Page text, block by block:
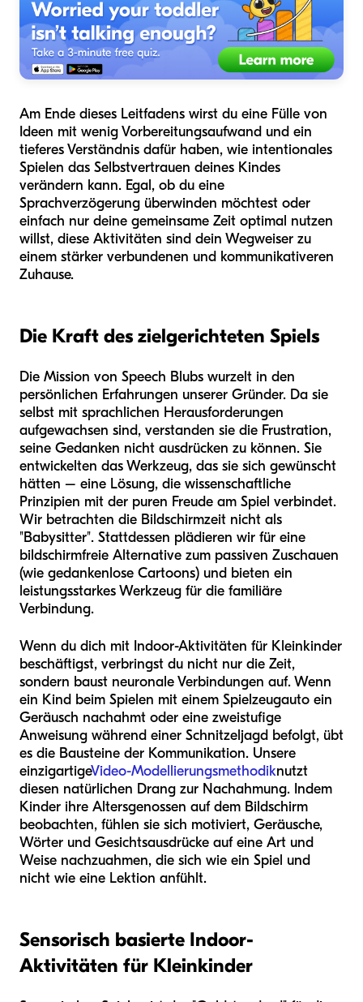
Am Ende dieses Leitfadens wirst du eine Fülle von
Ideen mit wenig Vorbereitungsaufwand und ein
tieferes Verständnis dafür haben, wie intentionales
Spielen das Selbstvertrauen deines Kindes
verändern kann. Egal, ob du eine
Sprachverzögerung überwinden möchtest oder
einfach nur deine gemeinsame Zeit optimal nutzen
willst, diese Aktivitäten sind dein Wegweiser zu
einem stärker verbundenen und kommunikativeren
Zuhause.
Die Kraft des zielgerichteten Spiels
Die Mission von Speech Blubs wurzelt in den
persönlichen Erfahrungen unserer Gründer. Da sie
selbst mit sprachlichen Herausforderungen
aufgewachsen sind, verstanden sie die Frustration,
seine Gedanken nicht ausdrücken zu können. Sie
entwickelten das Werkzeug, das sie sich gewünscht
hätten – eine Lösung, die wissenschaftliche
Prinzipien mit der puren Freude am Spiel verbindet.
Wir betrachten die Bildschirmzeit nicht als
"Babysitter". Stattdessen plädieren wir für eine
bildschirmfreie Alternative zum passiven Zuschauen
(wie gedankenlose Cartoons) und bieten ein
leistungsstarkes Werkzeug für die familiäre
Verbindung.
Wenn du dich mit Indoor-Aktivitäten für Kleinkinder
beschäftigst, verbringst du nicht nur die Zeit,
sondern baust neuronale Verbindungen auf. Wenn
ein Kind beim Spielen mit einem Spielzeugauto ein
Geräusch nachahmt oder eine zweistufige
Anweisung während einer Schnitzeljagd befolgt, übt
es die Bausteine der Kommunikation. Unsere
einzigartigeVideo-Modellierungsmethodiknutzt
diesen natürlichen Drang zur Nachahmung. Indem
Kinder ihre Altersgenossen auf dem Bildschirm
beobachten, fühlen sie sich motiviert, Geräusche,
Wörter und Gesichtsausdrücke auf eine Art und
Weise nachzuahmen, die sich wie ein Spiel und
nicht wie eine Lektion anfühlt.
Sensorisch basierte Indoor-
Aktivitäten für Kleinkinder